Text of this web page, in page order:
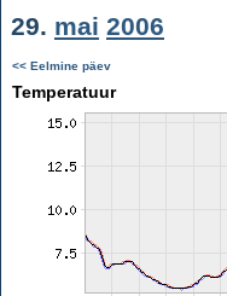
29. mai 2006
<< Eelmine päev
Temperatuur